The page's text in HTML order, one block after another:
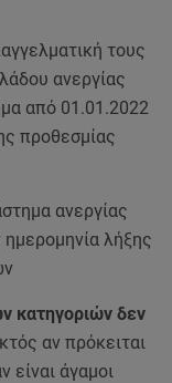
τους
ανεργίας
από 01.01.2022
προθεσμίας
ανεργίας
λήξης
κατηγοριών δεν
αν πρόκειται
είναι άγαμοι